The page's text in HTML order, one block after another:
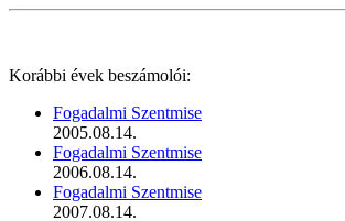
Korábbi évek beszámolói:
Fogadalmi Szentmise
2005.08.14.
Fogadalmi Szentmise
2006.08.14.
Fogadalmi Szentmise
2007.08.14.